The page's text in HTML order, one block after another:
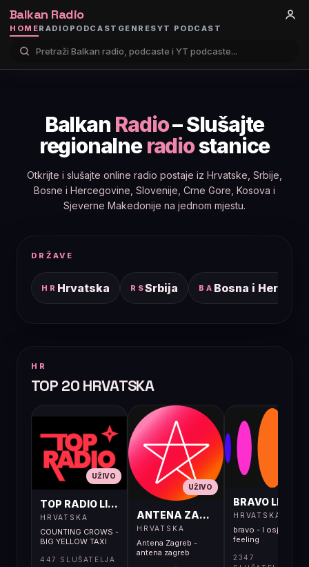
Balkan Radio
HOMERADIO PODCAST GENRESYT PODCAST
Balkan Radio– Slušajte
regionalneradiostanice
Otkrijte i slušajte online radio postaje iz Hrvatske, Srbije,
Bosne i Hercegovine, Slovenije, Crne Gore, Kosova i
Sjeverne Makedonije na jednom mjestu.
DRŽAVE
HR Hrvatska RSSrbija BA Bosna i
HR
TOP 20 HRVATSKA
UŽIVO
TOP RADIO LIVE
HRVATSKA
COUNTING CROWS -
BIG YELLOW TAXI
447 SLUŠATELJA
UŽIVO
ANTENA ZAGREB LIVE
HRVATSKA
Antena Zagreb -
antena zagreb
BRAVO LIVE
HRVATSKA
bravo - I osjećaj i
feeling
2347